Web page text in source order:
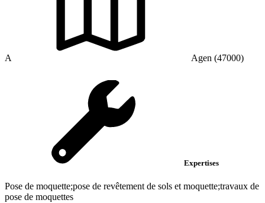
A Agen (47000)
Expertises
Pose de moquette;pose de revêtement de sols et moquette;travaux de
pose de moquettes